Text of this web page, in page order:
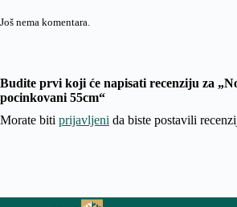
Još nema komentara.
Budite prvi koji će napisati recenziju za
pocinkovani 55cm“
Morate biti prijavljeni da biste postavili